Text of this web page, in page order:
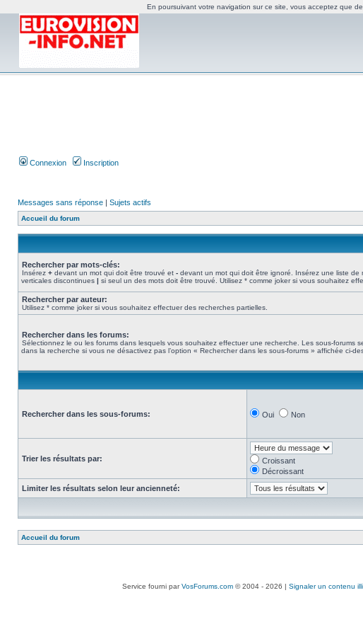
Connexion Inscription
Messages sans réponse | Sujets actifs
Accueil du forum
Rechercher par mots-clés:
Insérez + devant un mot qui doit être trouvé et - devant un mot qui doit être ignoré. Insérez une liste de
verticales discontinues | si seul un des mots doit être trouvé. Utilisez * comme joker si vous souhaitez
Rechercher par auteur:
Utilisez * comme joker si vous souhaitez effectuer des recherches partielles.
Rechercher dans les forums:
Sélectionnez le ou les forums dans lesquels vous souhaitez effectuer une recherche. Les sous-forums
dans la recherche si vous ne désactivez pas l’option « Rechercher dans les sous-forums » affichée ci-
Rechercher dans les sous-forums: Oui Non
Trier les résultats par:
Croissant
Décroissant
Limiter les résultats selon leur ancienneté:
Accueil du forum
Service fourni parVosForums.com© 2004 - 2026 | Signaler un contenu
En poursuivant votre navigation sur ce site, vous acceptez que